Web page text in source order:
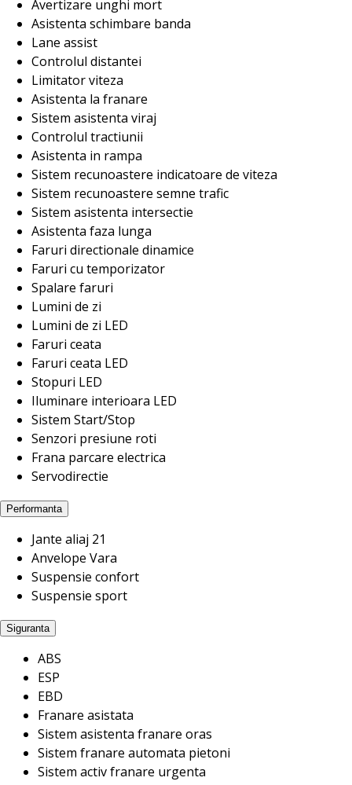
Avertizare unghi mort
Asistenta schimbare banda
Lane assist
Controlul distantei
Limitator viteza
Asistenta la franare
Sistem asistenta viraj
Controlul tractiunii
Asistenta in rampa
Sistem recunoastere indicatoare de viteza
Sistem recunoastere semne trafic
Sistem asistenta intersectie
Asistenta faza lunga
Faruri directionale dinamice
Faruri cu temporizator
Spalare faruri
Lumini de zi
Lumini de zi LED
Faruri ceata
Faruri ceata LED
Stopuri LED
Iluminare interioara LED
Sistem Start/Stop
Senzori presiune roti
Frana parcare electrica
Servodirectie
Performanta
Jante aliaj 21
Anvelope Vara
Suspensie confort
Suspensie sport
Siguranta
ABS
ESP
EBD
Franare asistata
Sistem asistenta franare oras
Sistem franare automata pietoni
Sistem activ franare urgenta